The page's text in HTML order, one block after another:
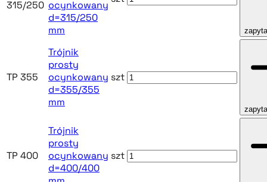
315/250 ocynkowany
d=315/250
mm
TP 355
Trójnik
prosty
ocynkowany
d=355/355
mm
szt
TP 400
Trójnik
prosty
ocynkowany
d=400/400
szt